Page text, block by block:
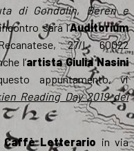
di Gondolin, Beren e
sarà l’Auditorium
27/I, 60022
l’artista Giulia Nasini
appuntamento, vi
Reading Day 2019 dei
Caffè Letterario in via